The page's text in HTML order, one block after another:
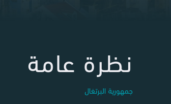
نظرة عامة
جمهورية البرتغال